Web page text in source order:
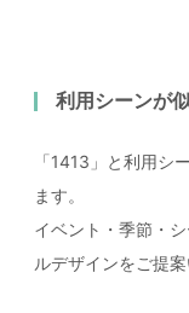
利用シーンが
「1413」と利用シ
ます。
イベント・季節・
ルデザインをご提案